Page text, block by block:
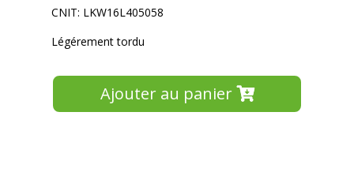
CNIT: LKW16L405058
Légérement tordu
Ajouter au panier